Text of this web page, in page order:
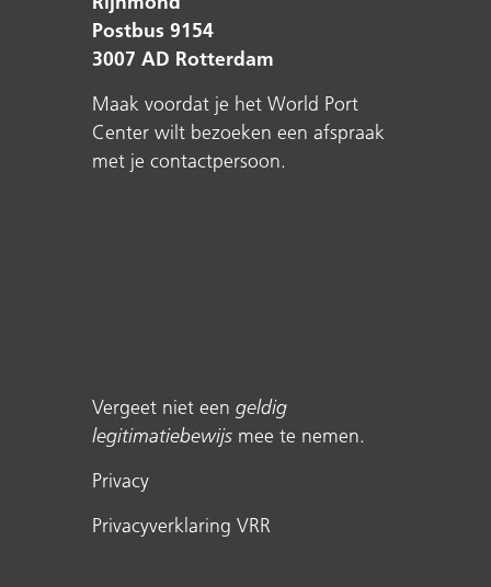
Rijnmond
Postbus 9154
3007 AD Rotterdam
Maak voordat je het World Port
Center wilt bezoeken een afspraak
met je contactpersoon.
Vergeet niet een geldig
legitimatiebewijs mee te nemen.
Privacy
Privacyverklaring VRR